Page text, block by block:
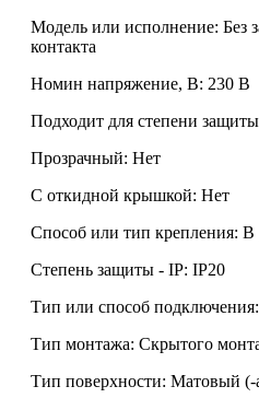
Модель или исполнение: Без
контакта
Номин напряжение, В: 230 В
Подходит для степени
Прозрачный: Нет
С откидной крышкой: Нет
Способ или тип крепления:
Степень защиты - IP: IP20
Тип или способ
Тип монтажа: Скрытого
Тип поверхности: Матовый (-